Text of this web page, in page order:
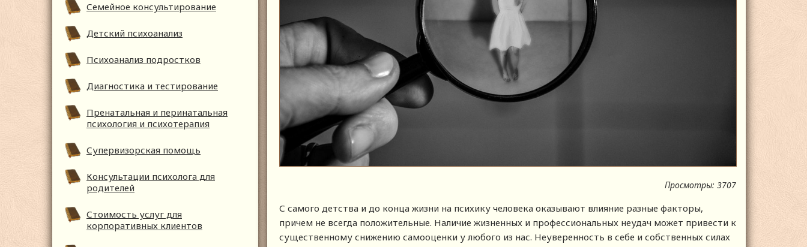
Семейное консультирование
Детский психоанализ
Психоанализ подростков
Диагностика и тестирование
Пренатальная и перинатальная
психология и психотерапия
Супервизорская помощь
Консультации психолога для
родителей
Стоимость услуг для
корпоративных клиентов
Просмотры: 3707
С самого детства и до конца жизни на психику человека оказывают влияние разные факторы,
причем не всегда положительные. Наличие жизненных и профессиональных неудач может привести к
существенному снижению самооценки у любого из нас. Неуверенность в себе и собственных силах